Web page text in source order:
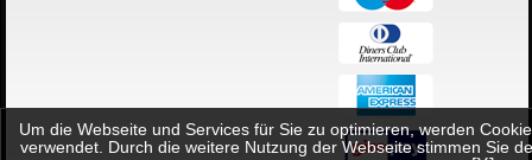
Um die Webseite und Services für Sie zu optimieren, werden
verwendet. Durch die weitere Nutzung der Webseite stimmen Sie